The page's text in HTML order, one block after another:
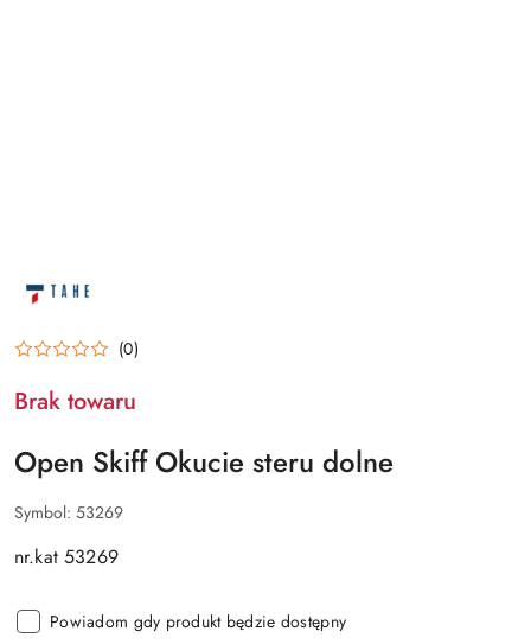
PRODUCENTA:
OPEN
(0)
Brak towaru
Open Skiff Okucie steru dolne
Symbol: 53269
nr.kat 53269
Powiadom gdy produkt będzie dostępny